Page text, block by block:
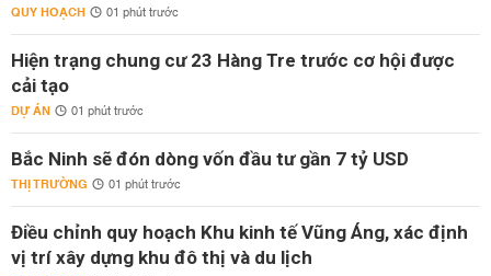
QUY HOẠCH 01 phút trước
Hiện trạng chung cư 23 Hàng Tre trước cơ hội được
cải tạo
DỰ ÁN 01 phút trước
Bắc Ninh sẽ đón dòng vốn đầu tư gần 7 tỷ USD
THỊ TRƯỜNG 01 phút trước
Điều chỉnh quy hoạch Khu kinh tế Vũng Áng, xác định
vị trí xây dựng khu đô thị và du lịch